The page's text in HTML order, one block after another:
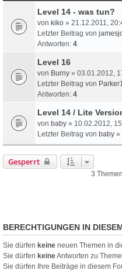
Level 14 - was tun?
von kiko » 21.12.2011,
Letzter Beitrag von
Antworten: 4
Level 16
von Burny » 03.01.2012,
Letzter Beitrag von
Antworten: 4
Level 14 / Lite
von baby » 10.02.2012,
Letzter Beitrag von baby »
Gesperrt
3
BERECHTIGUNGEN IN
Sie dürfen keine neuen Themen in
Sie dürfen keineAntworten zu
Sie dürfen Ihre Beiträge in diesem